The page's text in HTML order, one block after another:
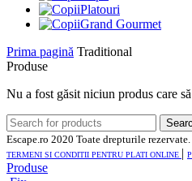
Platouri
Grand Gourmet
Prima pagină Traditional
Produse
Nu a fost găsit niciun produs care
Escape.ro 2020 Toate drepturile rezervate.
TERMENI SI CONDITII PENTRU PLATI ONLINE
Produse